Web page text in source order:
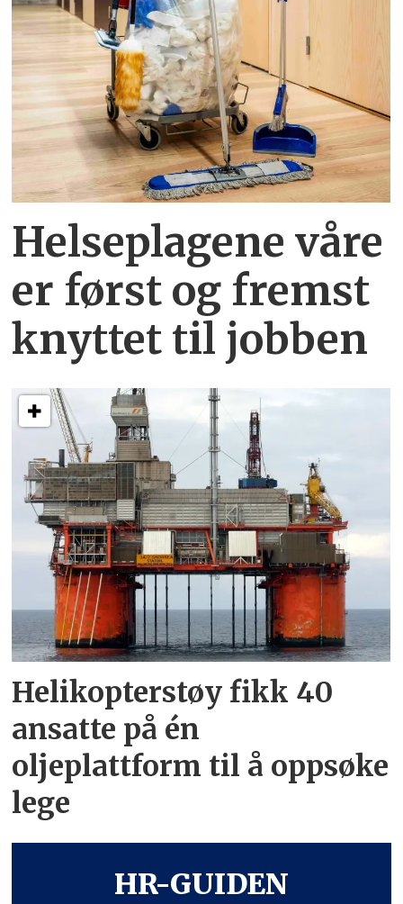
Helseplagene våre
er først og fremst
knyttet til jobben
Helikopterstøy fikk 40
ansatte på én
oljeplattform til å oppsøke
lege
HR-GUIDEN